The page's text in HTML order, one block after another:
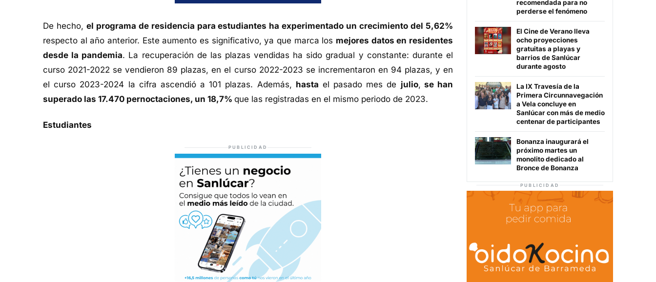
De hecho, el programa de residencia para estudiantes ha experimentado un crecimiento del 5,62%
respecto al año anterior. Este aumento es significativo, ya que marca los mejores datos en residentes
desde la pandemia. La recuperación de las plazas vendidas ha sido gradual y constante: durante el
curso 2021-2022 se vendieron 89 plazas, en el curso 2022-2023 se incrementaron en 94 plazas, y en
el curso 2023-2024 la cifra ascendió a 101 plazas. Además, hasta el pasado mes de julio, se han
superado las 17.470 pernoctaciones, un 18,7% que las registradas en el mismo periodo de 2023.
Estudiantes
PUBLICIDAD
recomendada para no
perderse el fenómeno
El Cine de Verano lleva
ocho proyecciones
gratuitas a playas y
barrios de Sanlúcar
durante agosto
La IX Travesía de la
Primera Circunnavegación
a Vela concluye en
Sanlúcar con más de medio
centenar de participantes
Bonanza inaugurará el
próximo martes un
monolito dedicado al
Bronce de Bonanza
PUBLICIDAD